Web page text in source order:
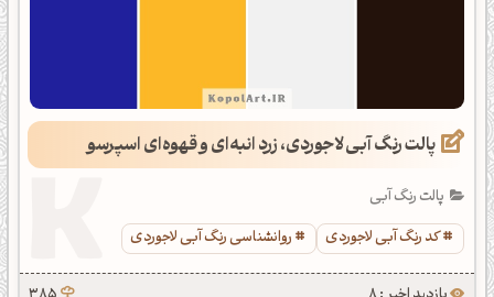
پالت رنگ آبی لاجوردی، زرد انبه‌ای و قهوه‌ای اسپرسو
پالت رنگ آبی
کد رنگ آبی لاجوردی
روانشناسی رنگ آبی لاجوردی